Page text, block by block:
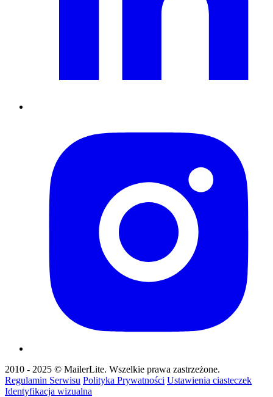
2010 - 2025 © MailerLite. Wszelkie prawa zastrzeżone.
Regulamin Serwisu Polityka Prywatności Ustawienia ciasteczek
Identyfikacja wizualna